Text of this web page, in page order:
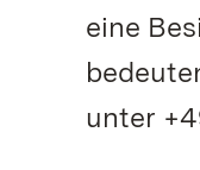
eine
unter